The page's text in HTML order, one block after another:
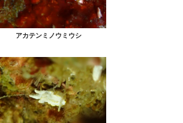
アカテンミノウミウシ